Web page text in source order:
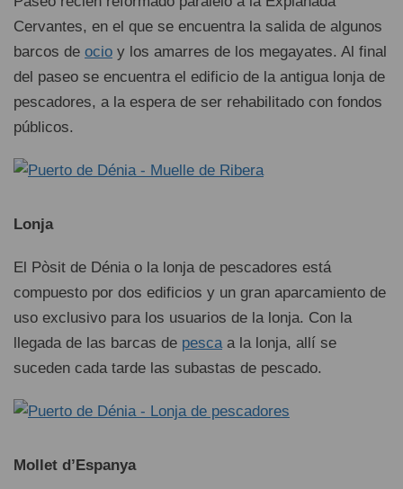
Cervantes, en el que se encuentra la salida de algunos
barcos de ocio y los amarres de los megayates. Al final
del paseo se encuentra el edificio de la antigua lonja de
pescadores, a la espera de ser rehabilitado con fondos
públicos.
Lonja
El Pòsit de Dénia o la lonja de pescadores está
compuesto por dos edificios y un gran aparcamiento de
uso exclusivo para los usuarios de la lonja. Con la
llegada de las barcas de pescaa la lonja, allí se
suceden cada tarde las subastas de pescado.
Mollet d’Espanya